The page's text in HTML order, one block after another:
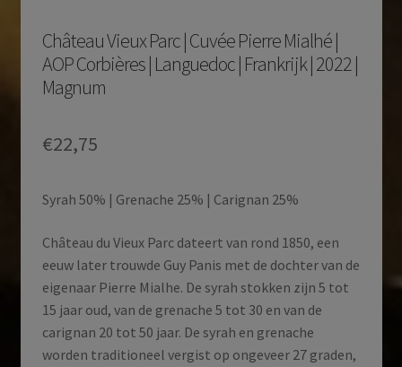
Château Vieux Parc | Cuvée Pierre Mialhé |
AOP Corbières | Languedoc | Frankrijk | 2022 |
Magnum
€22,75
Syrah 50% | Grenache 25% | Carignan 25%
Château du Vieux Parc dateert van rond 1850, een
eeuw later trouwde Guy Panis met de dochter van de
eigenaar Pierre Mialhe. De syrah stokken zijn 5 tot
15 jaar oud, van de grenache 5 tot 30 en van de
carignan 20 tot 50 jaar. De syrah en grenache
worden traditioneel vergist op ongeveer 27 graden,